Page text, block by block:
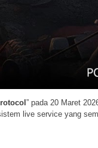
” pada 20 Maret
live service yang